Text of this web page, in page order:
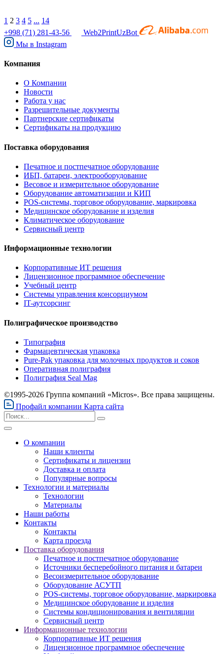
1 2 3 4 5 ... 14
+998 (71) 281-43-56
Web2PrintUzBot
Мы в Instagram
Компания
О Компании
Новости
Работа у нас
Разрешительные документы
Партнерские сертификаты
Сертификаты на продукцию
Поставка оборудования
Печатное и постпечатное оборудование
ИБП, батареи, электрооборудование
Весовое и измерительное оборудование
Оборудование автоматизации и КИП
POS-системы, торговое оборудование, маркировка
Медицинское оборудование и изделия
Климатическое оборудование
Сервисный центр
Информационные технологии
Корпоративные ИТ решения
Лицензионное программное обеспечение
Учебный центр
Системы управления консорциумом
IT-аутсорсинг
Полиграфическое производство
Типография
Фармацевтическая упаковка
Pure-Pak упаковка для молочных продуктов и соков
Оперативная полиграфия
Полиграфия Seal Mag
©1995-2026 Группа компаний «Micros». Все права защищены.
Профайл компании Карта сайта
О компании
Наши клиенты
Сертификаты и лицензии
Доставка и оплата
Популярные вопросы
Технологии и материалы
Технологии
Материалы
Наши работы
Контакты
Контакты
Карта проезда
Поставка оборудования
Печатное и постпечатное оборудование
Источники бесперебойного питания и батареи
Весоизмерительное оборудование
Оборудование АСУТП
POS-системы, торговое оборудование, маркировка
Медицинское оборудование и изделия
Системы кондиционирования и вентиляции
Сервисный центр
Информационные технологии
Корпоративные ИТ решения
Лицензионное программное обеспечение